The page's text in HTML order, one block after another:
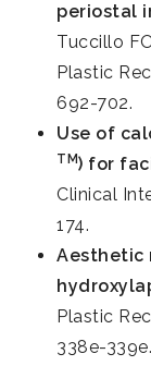
periostal
Tuccillo
Plastic
692-702.
Use of
TM) for
Clinical
174.
Aesthetic
Plastic
338e-339e.